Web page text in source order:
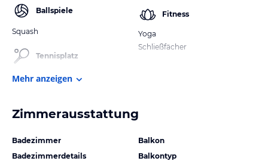
Ballspiele
Squash
Tennisplatz
Fitness
Yoga
Schließfächer
Mehr anzeigen
Zimmerausstattung
Badezimmer
Badezimmerdetails
Balkon
Balkontyp